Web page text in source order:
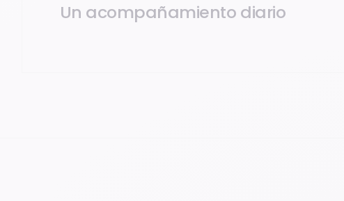
Un acompañamiento diario